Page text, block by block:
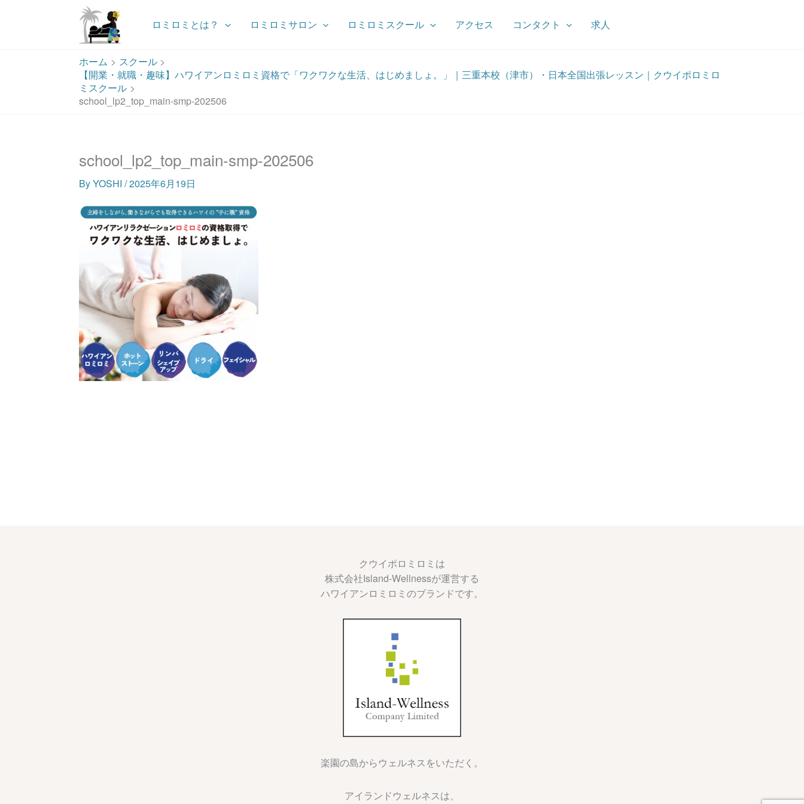
ロミロミとは？ ロミロミサロン ロミロミスクール アクセス コンタクト 求人
ホーム
スクール
【開業・就職・趣味】ハワイアンロミロミ資格で「ワクワクな生活、はじめましょ。」｜三重本校（津市）・日本全国出張レッスン｜クウイポロミロ
ミスクール
school_lp2_top_main-smp-202506
school_lp2_top_main-smp-202506
ByYOSHI /2025年6月19日
クウイポロミロミは
株式会社Island-Wellnessが運営する
ハワイアンロミロミのブランドです。
楽園の島からウェルネスをいただく。
アイランドウェルネスは、